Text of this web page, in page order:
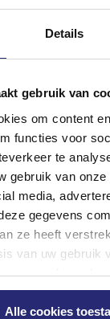
Details
gebruik van
om content
functies voor
te
gebruik van
media,
gegevens
ze heeft
van uw gebruik
onze cookies als
Alle cookies
over